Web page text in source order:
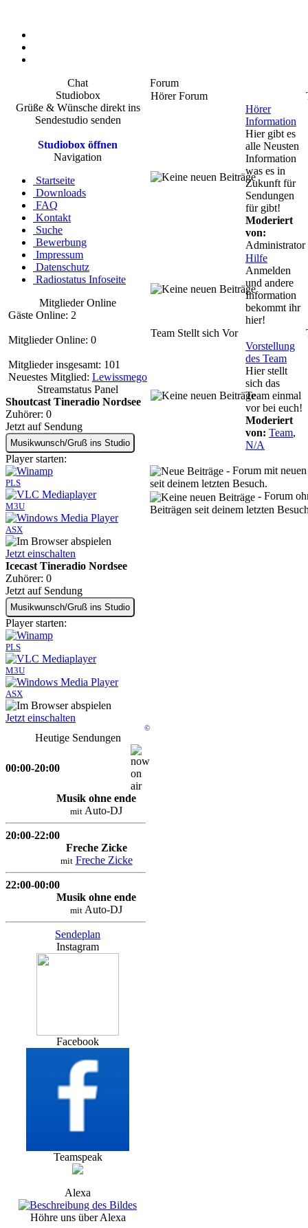
Chat
Studiobox
Grüße & Wünsche direkt ins
Sendestudio senden
Studiobox öffnen
Navigation
Startseite
Downloads
FAQ
Kontakt
Suche
Bewerbung
Impressum
Datenschutz
Radiostatus Infoseite
Mitglieder Online
Gäste Online: 2
Mitglieder Online: 0
Mitglieder insgesamt: 101
Neuestes Mitglied: Lewissmego
Streamstatus Panel
Shoutcast Tineradio Nordsee
Zuhörer: 0
Jetzt auf Sendung
Musikwunsch/Gruß ins Studio
Player starten:
PLS
M3U
ASX
Jetzt einschalten
Icecast Tineradio Nordsee
Zuhörer: 0
Jetzt auf Sendung
Musikwunsch/Gruß ins Studio
Player starten:
PLS
M3U
ASX
Jetzt einschalten
©
Heutige Sendungen
00:00-20:00
Musik ohne ende
mit Auto-DJ
20:00-22:00
Freche Zicke
mit Freche Zicke
22:00-00:00
Musik ohne ende
mit Auto-DJ
Sendeplan
Instagram
Facebook
Teamspeak
Alexa
Höhre uns über Alexa
Forum
Hörer Forum
Hörer
Information
Hier gibt es
alle Neusten
Information
was es in
Zukunft für
Sendungen
für gibt!
Moderiert
von:
Administrator
Hilfe
Anmelden
und andere
Information
bekommt ihr
hier!
Team Stellt sich Vor
Vorstellung
des Team
Hier stellt
sich das
Team einmal
vor bei euch!
Moderiert
von: Team,
N/A
- Forum mit
seit deinem letzten Besuch.
- Forum
Beiträgen seit deinem letzten